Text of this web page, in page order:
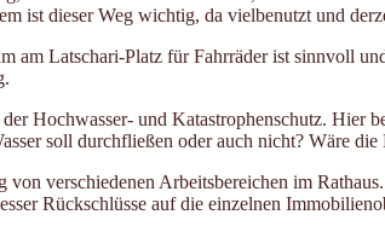
ist dieser Weg wichtig, da vielbenutzt und
am Latschari-Platz für Fahrräder ist sinnvoll
Hochwasser- und Katastrophenschutz. Hier
soll durchfließen oder auch nicht? Wäre
verschiedenen Arbeitsbereichen im
Rückschlüsse auf die einzelnen